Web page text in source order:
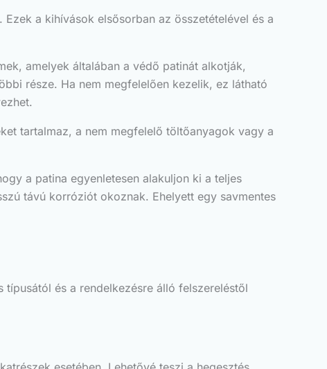
a kihívások elsősorban az összetételével és a
amelyek általában a védő patinát alkotják,
része. Ha nem megfelelően kezelik, ez látható
tartalmaz, a nem megfelelő töltőanyagok vagy a
a patina egyenletesen alakuljon ki a teljes
távú korróziót okoznak. Ehelyett egy savmentes
és a rendelkezésre álló felszereléstől